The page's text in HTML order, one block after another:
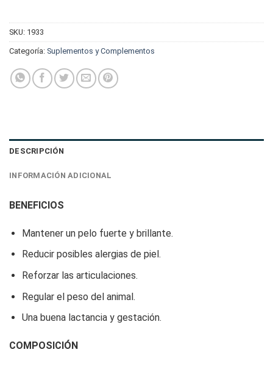
SKU: 1933
Categoría: Suplementos y Complementos
DESCRIPCIÓN
INFORMACIÓN ADICIONAL
BENEFICIOS
Mantener un pelo fuerte y brillante.
Reducir posibles alergias de piel.
Reforzar las articulaciones.
Regular el peso del animal.
Una buena lactancia y gestación.
COMPOSICIÓN